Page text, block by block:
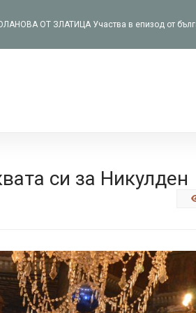
си за Никулден